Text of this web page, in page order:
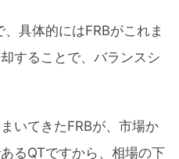
具体的にはFRBがこれま
することで、バランスシ
いてきたFRBが、市場か
るQTですから、相場の下